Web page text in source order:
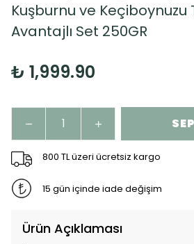
Kuşburnu ve Keçiboynuzu
Avantajlı Set 250GR
₺ 1,999.90
800 TL üzeri ücretsiz kargo
15 gün içinde iade değişim
Ürün Açıklaması